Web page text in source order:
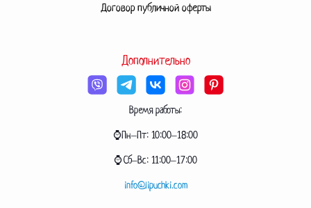
Договор публичной оферты
Дополнительно
Время работы:
⌚Пн–Пт: 10:00–18:00
⌚Сб–Вс: 11:00–17:00
info@lipuchki.com